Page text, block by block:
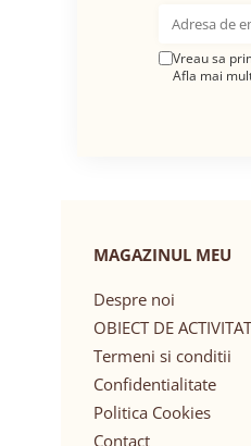
Vreau sa
Afla mai
MAGAZINUL MEU
Despre noi
OBIECT DE
Termeni si conditii
Confidentialitate
Politica Cookies
Contact